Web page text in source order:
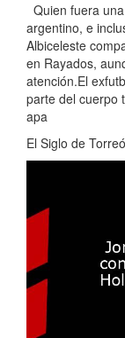
Quien fuera
argentino, e
Albiceleste
en Rayados,
atención.El
parte del cuerpo
apa
El Siglo de